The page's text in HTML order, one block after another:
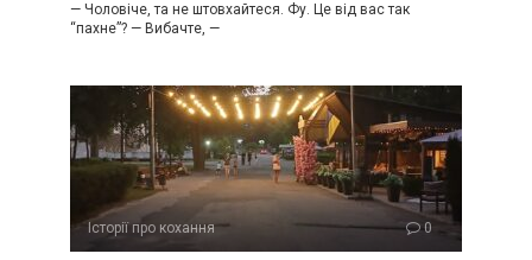
​— Чоловіче, та не штовхайтеся. Фу. Це від вас так
“пахне”? ​— Вибачте, —
Історії про кохання 0